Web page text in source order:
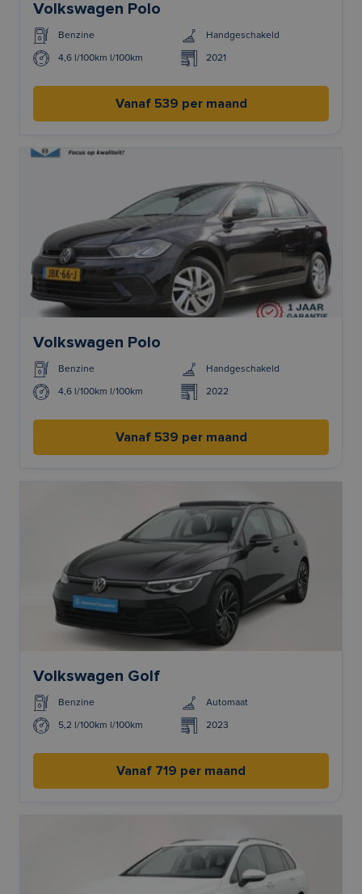
Volkswagen Polo
Benzine Handgeschakeld
4,6 l/100km l/100km 2021
Vanaf 539 per maand
Volkswagen Polo
Benzine Handgeschakeld
4,6 l/100km l/100km 2022
Vanaf 539 per maand
Volkswagen Golf
Benzine Automaat
5,2 l/100km l/100km 2023
Vanaf 719 per maand